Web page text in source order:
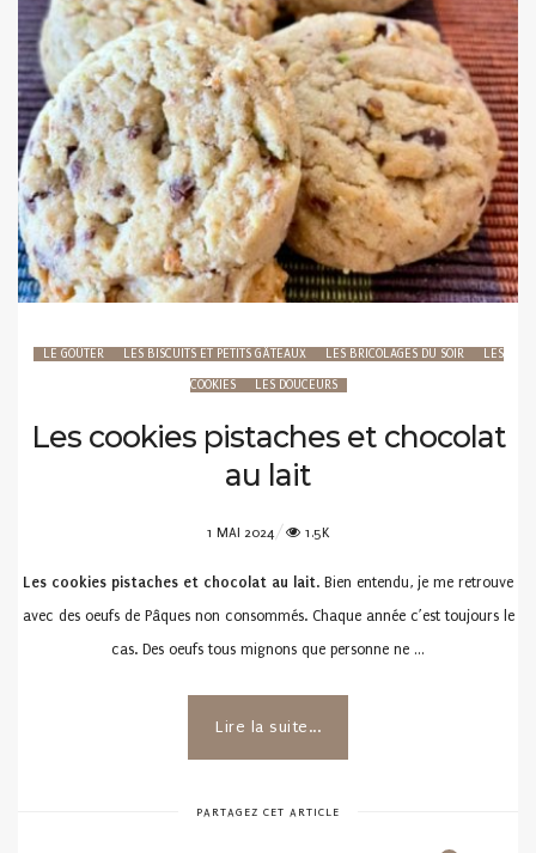
LE GOÛTER LES BISCUITS ET PETITS GÂTEAUX LES BRICOLAGES DU SOIR LES
COOKIES LES DOUCEURS
Les cookies pistaches et chocolat
au lait
POSTED
1 MAI 2024 1.5K
Les cookies pistaches et chocolat au lait. Bien entendu, je me retrouve
avec des oeufs de Pâques non consommés. Chaque année c’est toujours le
cas. Des oeufs tous mignons que personne ne …
Lire la suite...
PARTAGEZ CET ARTICLE